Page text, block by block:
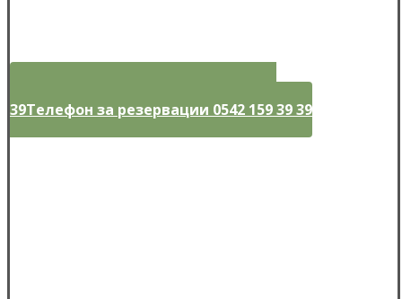
39Телефон за резервации 0542 159 39 39